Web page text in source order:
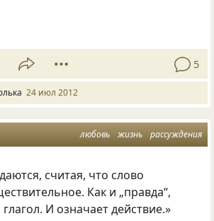
5
24 июл 2012
любовь жизнь рассуждения
считая, что слово
Как и „правда“,
И означает действие.»